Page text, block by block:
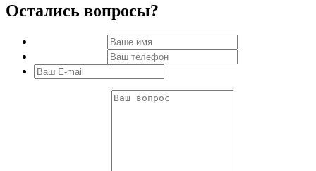
Остались вопросы?